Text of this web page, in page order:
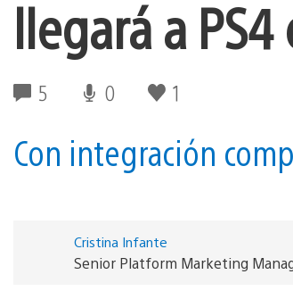
llegará a
5 0 1
Con integración
Cristina Infante
Senior Platform Marketing